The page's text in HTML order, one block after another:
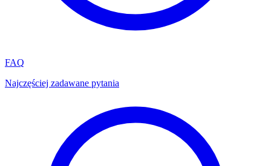
FAQ
Najczęściej zadawane pytania